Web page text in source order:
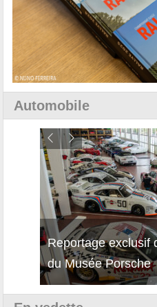
Automobile
Reportage exclusif
du Musée Porsche